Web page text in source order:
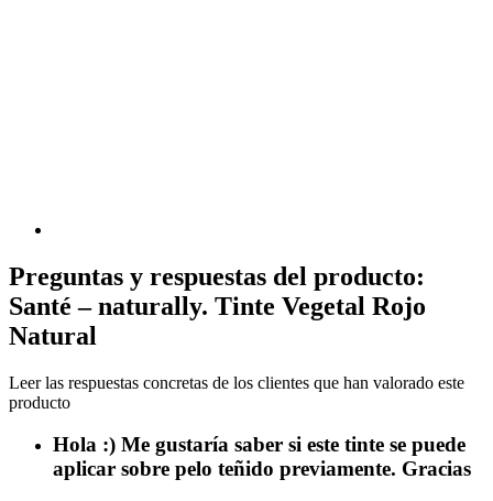
Preguntas y respuestas del producto:
Santé – naturally. Tinte Vegetal Rojo
Natural
Leer las respuestas concretas de los clientes que han valorado este
producto
Hola :) Me gustaría saber si este tinte se puede
aplicar sobre pelo teñido previamente. Gracias